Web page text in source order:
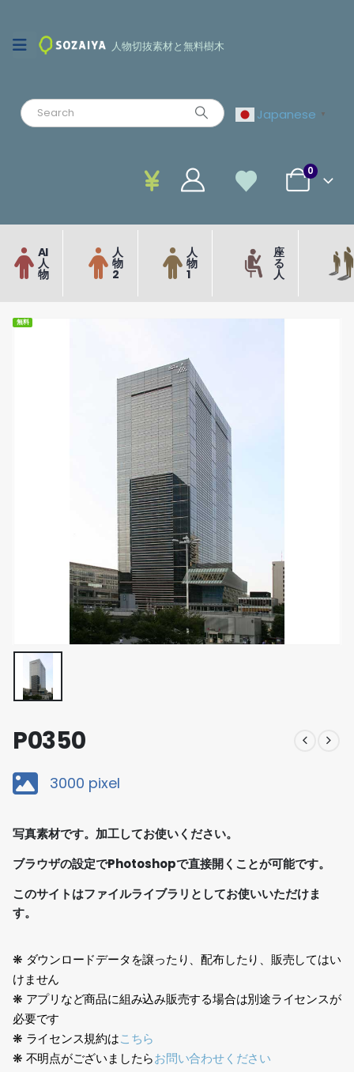
人物切抜素材と無料樹木
Japanese ▼
0
AI
人
物
人
物
2
人
物
1
座
る
人
無料
P0350
3000 pixel
写真素材です。加工してお使いください。
ブラウザの設定でPhotoshopで直接開くことが可能です。
このサイトはファイルライブラリとしてお使いいただけま
す。
❋ ダウンロードデータを譲ったり、配布したり、販売してはい
けません
❋ アプリなど商品に組み込み販売する場合は別途ライセンスが
必要です
❋ ライセンス規約はこちら
❋ 不明点がございましたらお問い合わせください